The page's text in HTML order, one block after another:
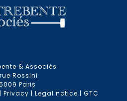
& Associés
Rossini
Paris
| Privacy | Legal notice | GTC